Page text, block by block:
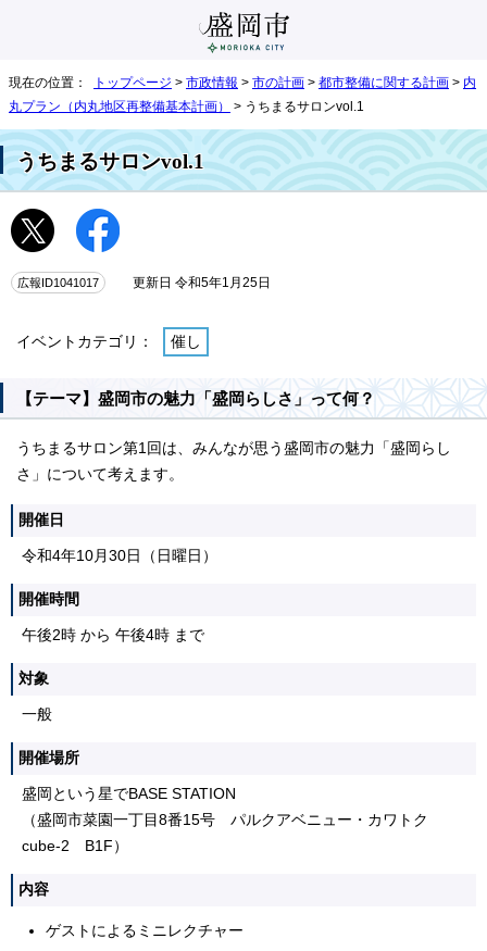
現在の位置： トップページ > 市政情報 > 市の計画 > 都市整備に関する計画 > 内
丸プラン（内丸地区再整備基本計画）
> うちまるサロンvol.1
うちまるサロンvol.1
広報ID1041017 更新日 令和5年1月25日
イベントカテゴリ： 催し
【テーマ】盛岡市の魅力「盛岡らしさ」って何？
うちまるサロン第1回は、みんなが思う盛岡市の魅力「盛岡らし
さ」について考えます。
開催日
令和4年10月30日（日曜日）
開催時間
午後2時 から 午後4時 まで
対象
一般
開催場所
盛岡という星でBASE STATION
（盛岡市菜園一丁目8番15号 パルクアベニュー・カワトク
cube-2 B1F）
内容
ゲストによるミニレクチャー